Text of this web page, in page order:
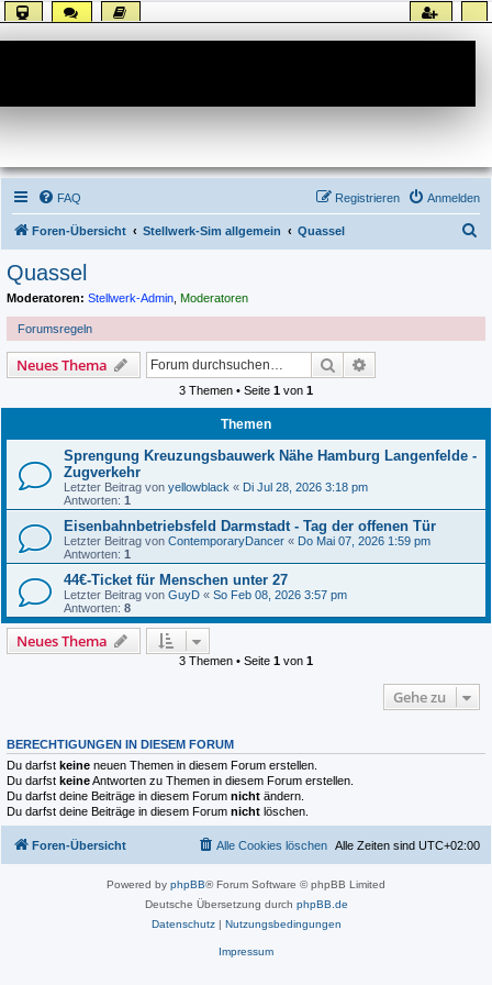
FAQ Anmelden
Registrieren
Foren-Übersicht Stellwerk-Sim allgemein Quassel
Quassel
Moderatoren: Stellwerk-Admin Moderatoren
Forumsregeln
Neues Thema Suche
3 Themen • Seite 1 von 1
Themen
Sprengung Kreuzungsbauwerk Nähe Hamburg Langenfelde -
Zugverkehr
Letzter Beitrag von yellowblack « Di Jul 28, 2026 3:18 pm
Antworten: 1
Eisenbahnbetriebsfeld Darmstadt - Tag der offenen Tür
Letzter Beitrag von ContemporaryDancer « Do Mai 07, 2026 1:59 pm
Antworten: 1
44€-Ticket für Menschen unter 27
Letzter Beitrag von GuyD « So Feb 08, 2026 3:57 pm
Antworten: 8
Neues Thema
3 Themen • Seite 1 von 1
Gehe zu
BERECHTIGUNGEN IN DIESEM FORUM
Du darfst keine neuen Themen in diesem Forum erstellen.
Du darfst keineAntworten zu Themen in diesem Forum erstellen.
Du darfst deine Beiträge in diesem Forum nicht ändern.
Du darfst deine Beiträge in diesem Forum nicht löschen.
Foren-Übersicht Alle Zeiten sind UTC+02:00
Alle Cookies löschen
Powered by phpBB® Forum Software © phpBB Limited
Deutsche Übersetzung durch phpBB.de
Datenschutz| Nutzungsbedingungen
Impressum